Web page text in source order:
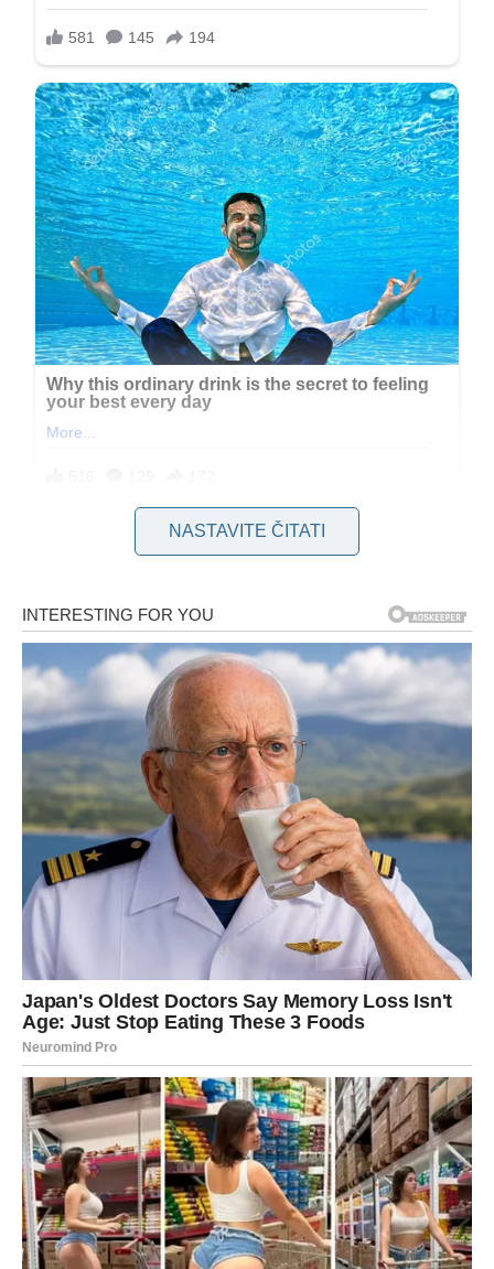
Povezanost s drugim ljudima smanjuje rizik od depresije i
sastajete sa prijateljima, vi ste na dobrom putu prema
zdravom starenju.
Kada možeteslobodno da se krećete, bez bola ili
poteškoća, to je odličan znak. Ako možete da ustanete iz
stolice bez pomoći, da prošetate par kilometara ili se
popnete stepenicama bez problema, vašapokretljivostje
na dobrom nivou. Održavanje fizičke aktivnosti, kao što su
svakodnevne šetnje, joga ili vježbe ravnoteže, pomaže da
sačuvate
svoju samostalnosti smanjite rizik od padova i
povreda.
Važno je i kako se hranite. Raznovrsna ishranakoja uključuje
puno povrća, voća, proteina i zdravih masti pravi je put do
dugovječnosti. Zdrava ishrana pomaže vašem organizmu da
zadrži energiju i vitalnost tokom godina. Započnite dan sa
proteinima, pijte dovoljno vode i svakodnevno dodajte povrće
u svaki obrok. Manje procesirane hrane, manje soli i više
prirodnih sastojaka učiniće vašu ishranu zdravijom i
uravnoteženijom.
NASTAVITE ČITATI